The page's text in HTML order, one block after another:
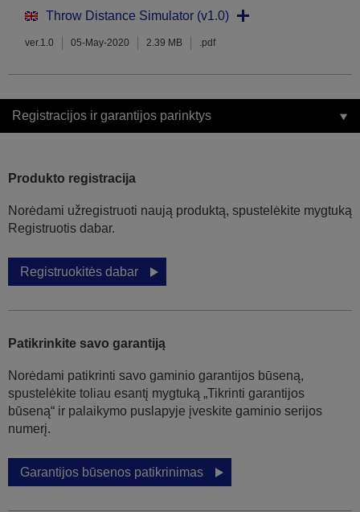
Throw Distance Simulator (v1.0)
ver.1.0 05-May-2020 2.39 MB .pdf
Registracijos ir garantijos parinktys
Produkto registracija
Norėdami užregistruoti naują produktą, spustelėkite mygtuką
Registruotis dabar.
Registruokitės dabar
Patikrinkite savo garantiją
Norėdami patikrinti savo gaminio garantijos būseną,
spustelėkite toliau esantį mygtuką „Tikrinti garantijos
būseną“ ir palaikymo puslapyje įveskite gaminio serijos
numerį.
Garantijos būsenos patikrinimas